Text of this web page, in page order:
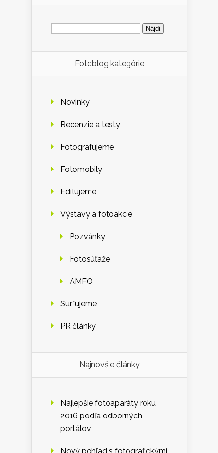
Hľadať:
Fotoblog kategórie
Novinky
Recenzie a testy
Fotografujeme
Fotomobily
Editujeme
Výstavy a fotoakcie
Pozvánky
Fotosúťaže
AMFO
Surfujeme
PR články
Najnovšie články
Najlepšie fotoaparáty roku
2016 podľa odborných
portálov
Nový pohľad s fotografickými